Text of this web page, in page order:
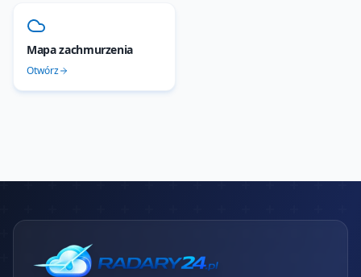
Mapa zachmurzenia
Otwórz